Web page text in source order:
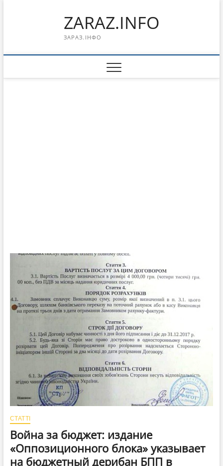
ZARAZ.INFO
ЗАРАЗ.ІНФО
СТАТТІ
Война за бюджет: издание
«Оппозиционного блока» указывает
на бюджетный дерибан БПП в